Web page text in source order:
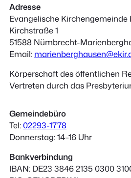
Adresse
Evangelische
Kirchstraße 1
51588 Nümbrecht-
Email:
Körperschaft des öffentlichen
Vertreten durch das
Gemeindebüro
Tel:02293-1778
Donnerstag: 14–16 Uhr
Bankverbindung
IBAN: DE23 3846 2135 0300